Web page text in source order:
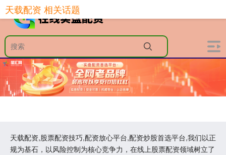
天载配资,股票配资技巧,配资放心平台,配资炒股首选平台,我们以正
规为基石，以风险控制为核心竞争力，在线上股票配资领域树立了
天载配资 相关话题